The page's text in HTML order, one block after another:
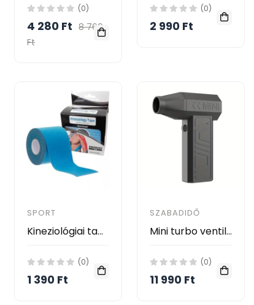
(0)
4 280 Ft 8 760
Ft
(0)
2 990 Ft
SPORT
Kineziológiai tapasz, világoskék, 5 cm x 5 m
(0)
1 390 Ft
SZABADIDŐ
Mini turbo ventilátor
(0)
11 990 Ft